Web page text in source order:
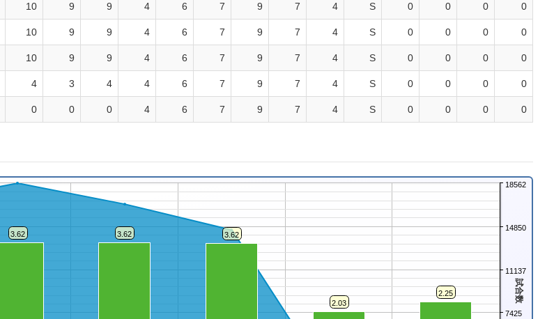
10 9 9 4 6 7 9 7 4 S 0 0 0 0
10 9 9 4 6 7 9 7 4 S 0 0 0 0
10 9 9 4 6 7 9 7 4 S 0 0 0 0
4 3 4 4 6 7 9 7 4 S 0 0 0 0
0 0 0 4 6 7 9 7 4 S 0 0 0 0
試合数
3.62 3.62 3.62
2.03
2.25
7425
11137
14850
18562